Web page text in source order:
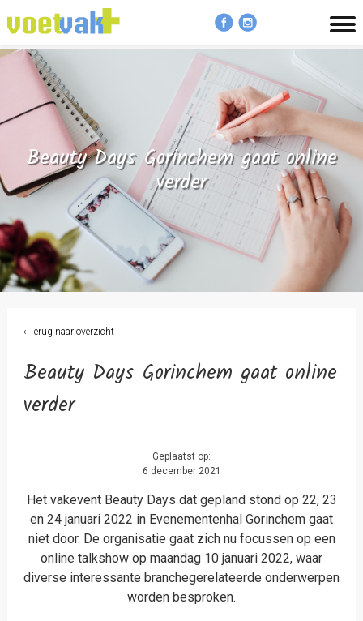
Beauty Days Gorinchem gaat online
verder
‹ Terug naar overzicht
Beauty Days Gorinchem gaat online
verder
Geplaatst op:
6 december 2021
Het vakevent Beauty Days dat gepland stond op 22, 23
en 24 januari 2022 in Evenementenhal Gorinchem gaat
niet door. De organisatie gaat zich nu focussen op een
online talkshow op maandag 10 januari 2022, waar
diverse interessante branchegerelateerde onderwerpen
worden besproken.